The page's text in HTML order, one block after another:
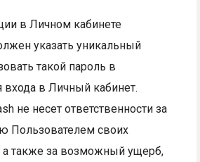
в Личном кабинете
указать уникальный
такой пароль в
в Личный кабинет.
не несет ответственности за
Пользователем своих
а также за возможный ущерб,